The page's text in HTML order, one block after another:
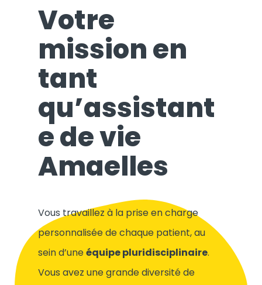
Votre
mission en
tant
qu’assistant
e de vie
Amaelles
Vous travaillez à la prise en charge
personnalisée de chaque patient, au
sein d’uneéquipe pluridisciplinaire.
Vous avez une grande diversité de